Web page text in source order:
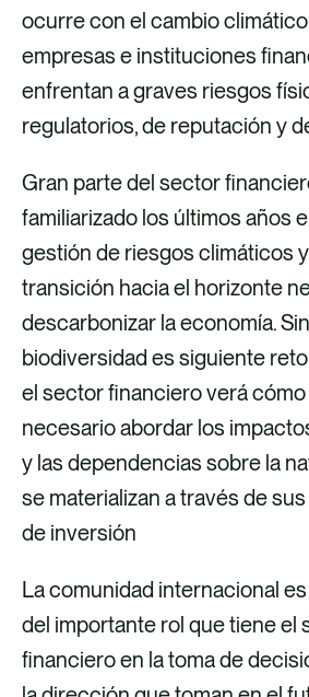
ocurre con el cambio
empresas e instituciones
enfrentan a graves riesgos
regulatorios, de reputación y
Gran parte del sector
familiarizado los últimos años
gestión de riesgos climáticos
transición hacia el horizonte
descarbonizar la economía.
biodiversidad es siguiente
el sector financiero verá
necesario abordar los
y las dependencias sobre la
se materializan a través de
de inversión
La comunidad internacional
del importante rol que tiene el
financiero en la toma de